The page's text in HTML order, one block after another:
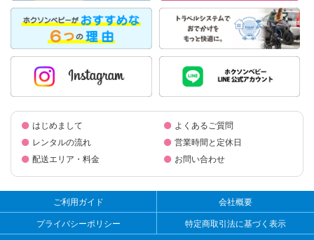
はじめまして
レンタルの流れ
配送エリア・料金
よくあるご質問
営業時間と定休日
お問い合わせ
ご利用ガイド
会社概要
プライバシーポリシー
特定商取引法に基づく表示